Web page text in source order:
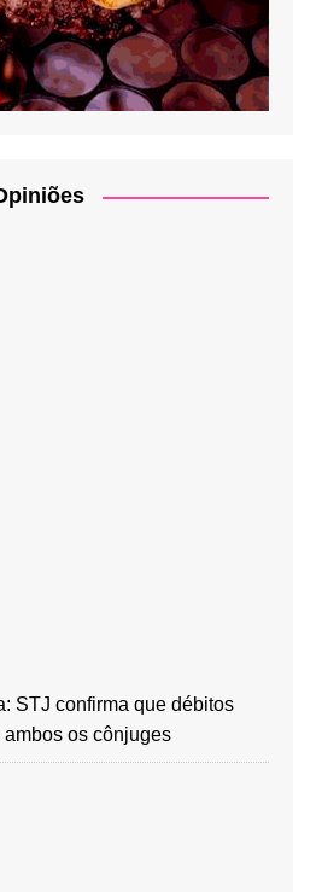
STJ confirma que débitos
os cônjuges